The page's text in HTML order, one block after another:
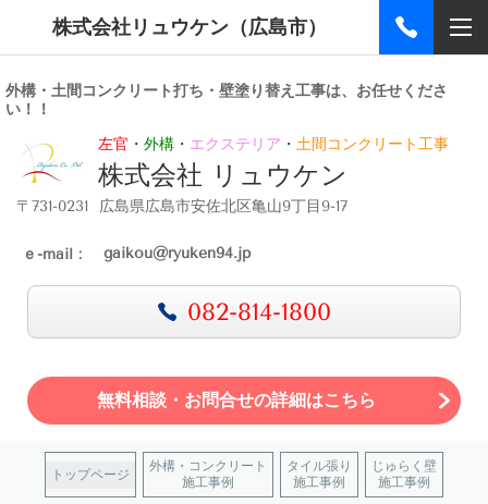
株式会社リュウケン（広島市）
外構・土間コンクリート打ち・壁塗り替え工事は、お任せくださ
い！！
左官 ・ 外構 ・ エクステリア ・ 土間コンクリート工事
株式会社 リュウケン
〒731-0231 広島県広島市安佐北区亀山9丁目9-17
ｅ-mail : gaikou@ryuken94.jp
082-814-1800
無料相談・お問合せの詳細はこちら
トップページ
外構・コンクリート
施工事例
タイル張り
施工事例
じゅらく壁
施工事例